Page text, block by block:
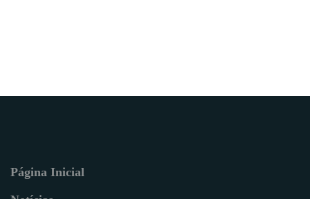
Página Inicial